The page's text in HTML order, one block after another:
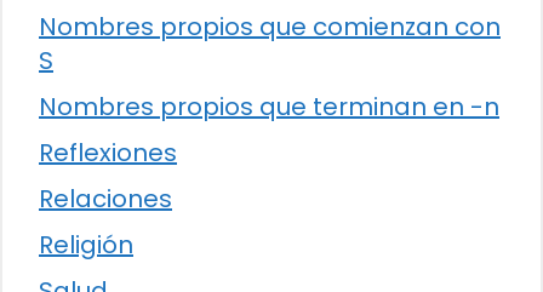
Nombres propios que comienzan con
S
Nombres propios que terminan en -n
Reflexiones
Relaciones
Religión